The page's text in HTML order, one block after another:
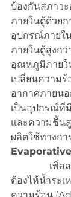
ป้องกันสภาว
ภายในตู้ด้วย
อุปกรณ์ภายใ
ภายในตู้สูงก
อุณหภูมิภายใ
เปลี่ยนความ
อากาศภายน
เป็นอุปกรณ์ที่
และความชื้น
ผลิตใช้ทางกา
ต้องไห้น้ำระเ